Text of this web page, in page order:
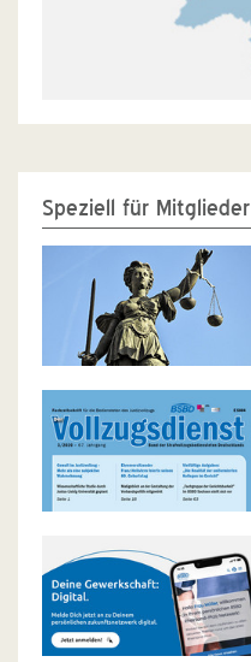
Speziell für Mitglieder